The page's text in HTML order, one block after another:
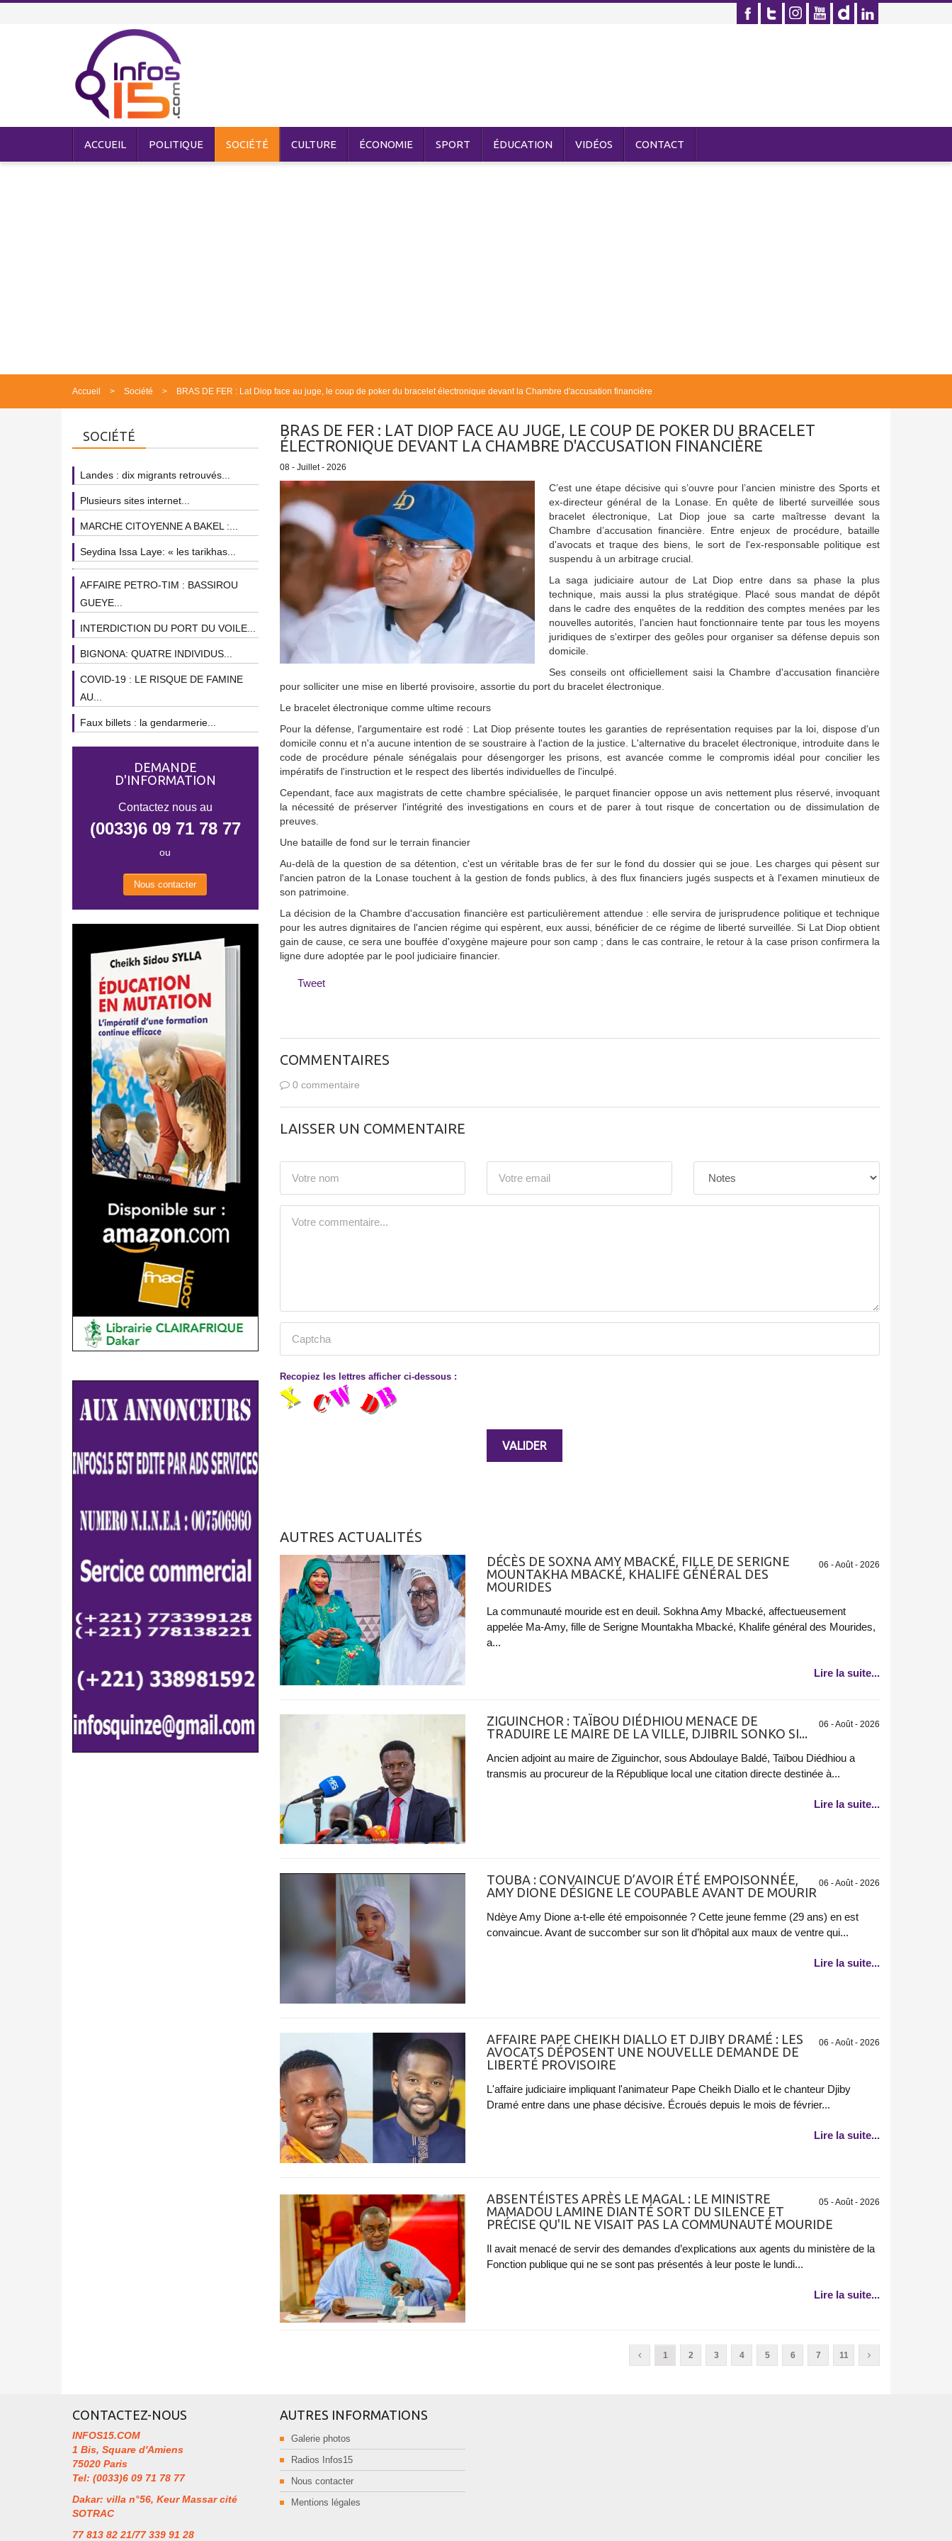
ACCUEIL POLITIQUE SOCIÉTÉ CULTURE ÉCONOMIE SPORT ÉDUCATION VIDÉOS CONTACT
Accueil Société BRAS DE FER : Lat Diop face au juge, le coup de poker du bracelet électronique devant la Chambre d'accusation financière
BRAS DE FER : LAT DIOP FACE AU JUGE, LE COUP DE POKER DU BRACELET
ÉLECTRONIQUE DEVANT LA CHAMBRE D'ACCUSATION FINANCIÈRE
08 - Juillet - 2026
C’est une étape décisive qui s’ouvre pour l’ancien ministre des Sports et
ex-directeur général de la Lonase. En quête de liberté surveillée sous
bracelet électronique, Lat Diop joue sa carte maîtresse devant la
Chambre d’accusation financière. Entre enjeux de procédure, bataille
d'avocats et traque des biens, le sort de l'ex-responsable politique est
suspendu à un arbitrage crucial.
La saga judiciaire autour de Lat Diop entre dans sa phase la plus
technique, mais aussi la plus stratégique. Placé sous mandat de dépôt
dans le cadre des enquêtes de la reddition des comptes menées par les
nouvelles autorités, l’ancien haut fonctionnaire tente par tous les moyens
juridiques de s'extirper des geôles pour organiser sa défense depuis son
domicile.
Ses conseils ont officiellement saisi la Chambre d'accusation financière
pour solliciter une mise en liberté provisoire, assortie du port du bracelet électronique.
Le bracelet électronique comme ultime recours
Pour la défense, l'argumentaire est rodé : Lat Diop présente toutes les garanties de représentation requises par la loi, dispose d'un
domicile connu et n'a aucune intention de se soustraire à l'action de la justice. L'alternative du bracelet électronique, introduite dans le
code de procédure pénale sénégalais pour désengorger les prisons, est avancée comme le compromis idéal pour concilier les
impératifs de l'instruction et le respect des libertés individuelles de l'inculpé.
Cependant, face aux magistrats de cette chambre spécialisée, le parquet financier oppose un avis nettement plus réservé, invoquant
la nécessité de préserver l'intégrité des investigations en cours et de parer à tout risque de concertation ou de dissimulation de
preuves.
Une bataille de fond sur le terrain financier
Au-delà de la question de sa détention, c'est un véritable bras de fer sur le fond du dossier qui se joue. Les charges qui pèsent sur
l'ancien patron de la Lonase touchent à la gestion de fonds publics, à des flux financiers jugés suspects et à l'examen minutieux de
son patrimoine.
La décision de la Chambre d'accusation financière est particulièrement attendue : elle servira de jurisprudence politique et technique
pour les autres dignitaires de l'ancien régime qui espèrent, eux aussi, bénéficier de ce régime de liberté surveillée. Si Lat Diop obtient
gain de cause, ce sera une bouffée d'oxygène majeure pour son camp ; dans le cas contraire, le retour à la case prison confirmera la
ligne dure adoptée par le pool judiciaire financier.
Tweet
COMMENTAIRES
0 commentaire
LAISSER UN COMMENTAIRE
Recopiez les lettres afficher ci-dessous :
AUTRES ACTUALITÉS
06 - Août - 2026
DÉCÈS DE SOXNA AMY MBACKÉ, FILLE DE SERIGNE
MOUNTAKHA MBACKÉ, KHALIFE GÉNÉRAL DES
MOURIDES
La communauté mouride est en deuil. Sokhna Amy Mbacké, affectueusement
appelée Ma-Amy, fille de Serigne Mountakha Mbacké, Khalife général des Mourides,
a...
Lire la suite...
06 - Août - 2026
ZIGUINCHOR : TAÏBOU DIÉDHIOU MENACE DE
TRADUIRE LE MAIRE DE LA VILLE, DJIBRIL SONKO SI...
Ancien adjoint au maire de Ziguinchor, sous Abdoulaye Baldé, Taïbou Diédhiou a
transmis au procureur de la République local une citation directe destinée à...
Lire la suite...
06 - Août - 2026
TOUBA : CONVAINCUE D’AVOIR ÉTÉ EMPOISONNÉE,
AMY DIONE DÉSIGNE LE COUPABLE AVANT DE MOURIR
Ndèye Amy Dione a-t-elle été empoisonnée ? Cette jeune femme (29 ans) en est
convaincue. Avant de succomber sur son lit d’hôpital aux maux de ventre qui...
Lire la suite...
06 - Août - 2026
AFFAIRE PAPE CHEIKH DIALLO ET DJIBY DRAMÉ : LES
AVOCATS DÉPOSENT UNE NOUVELLE DEMANDE DE
LIBERTÉ PROVISOIRE
L'affaire judiciaire impliquant l'animateur Pape Cheikh Diallo et le chanteur Djiby
Dramé entre dans une phase décisive. Écroués depuis le mois de février...
Lire la suite...
05 - Août - 2026
ABSENTÉISTES APRÈS LE MAGAL : LE MINISTRE
MAMADOU LAMINE DIANTÉ SORT DU SILENCE ET
PRÉCISE QU'IL NE VISAIT PAS LA COMMUNAUTÉ MOURIDE
Il avait menacé de servir des demandes d’explications aux agents du ministère de la
Fonction publique qui ne se sont pas présentés à leur poste le lundi...
Lire la suite...
1 2 3 4 5 6 7 11
SOCIÉTÉ
Landes : dix migrants retrouvés...
Plusieurs sites internet...
MARCHE CITOYENNE A BAKEL :...
Seydina Issa Laye: « les tarikhas...
AFFAIRE PETRO-TIM : BASSIROU
GUEYE...
INTERDICTION DU PORT DU VOILE...
BIGNONA: QUATRE INDIVIDUS...
COVID-19 : LE RISQUE DE FAMINE
AU...
Faux billets : la gendarmerie...
DEMANDE
D'INFORMATION
Contactez nous au
(0033)6 09 71 78 77
ou
Nous contacter
CONTACTEZ-NOUS
INFOS15.COM
1 Bis, Square d'Amiens
75020 Paris
Tel: (0033)6 09 71 78 77
Dakar: villa n°56, Keur Massar cité
SOTRAC
77 813 82 21/77 339 91 28
AUTRES INFORMATIONS
Galerie photos
Radios Infos15
Nous contacter
Mentions légales